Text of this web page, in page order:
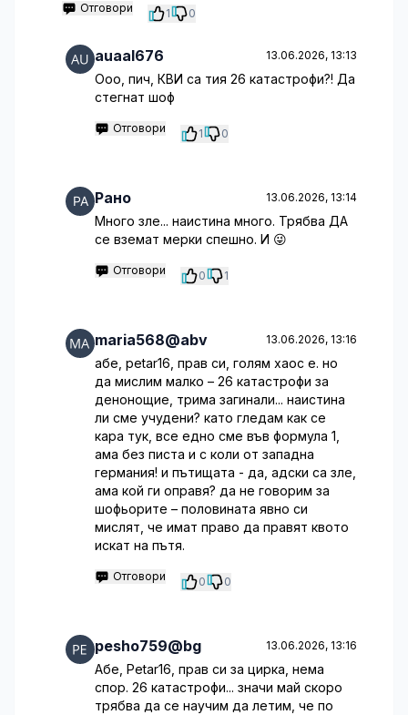
Отговори 1 0
auaal676 13.06.2026, 13:13
Ооо, пич, КВИ са тия 26 катастрофи?! Да
стегнат шоф
Отговори 1 0
Рано 13.06.2026, 13:14
Много зле... наистина много. Трябва ДА
се вземат мерки спешно. И 😜
Отговори 0 1
maria568@abv 13.06.2026, 13:16
абе, petar16, прав си, голям хаос е. но
да мислим малко – 26 катастрофи за
денонощие, трима загинали... наистина
ли сме учудени? като гледам как се
кара тук, все едно сме във формула 1,
ама без писта и с коли от западна
германия! и пътищата - да, адски са зле,
ама кой ги оправя? да не говорим за
шофьорите – половината явно си
мислят, че имат право да правят квото
искат на пътя.
Отговори 0 0
pesho759@bg 13.06.2026, 13:16
Абе, Petar16, прав си за цирка, нема
спор. 26 катастрофи... значи май скоро
трябва да се научим да летим, че по